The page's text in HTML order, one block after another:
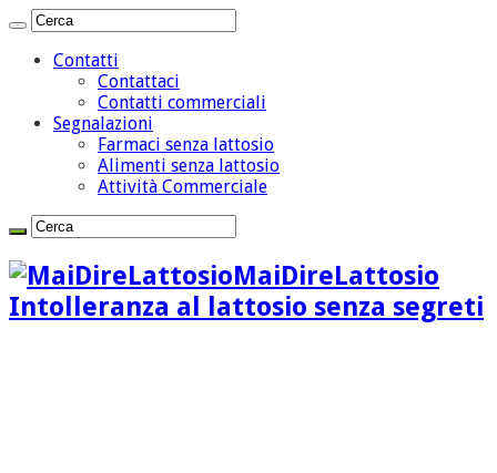
Contatti
Contattaci
Contatti commerciali
Segnalazioni
Farmaci senza lattosio
Alimenti senza lattosio
Attività Commerciale
MaiDireLattosio
Intolleranza al lattosio senza segreti